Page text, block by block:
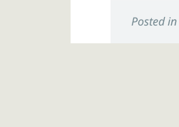
Posted in